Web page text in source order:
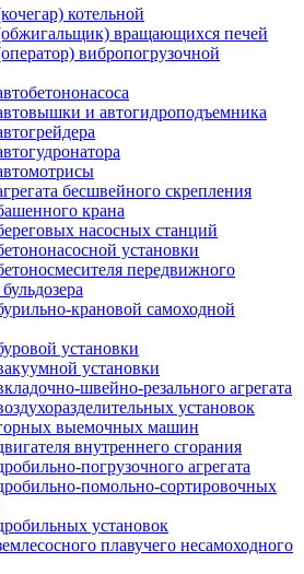
котельной
вращающихся печей
вибропогрузочной
и автогидроподъемника
бесшвейного скрепления
крана
насосных станций
установки
передвижного
крановой самоходной
установки
установки
швейно-резального агрегата
установок
выемочных машин
внутреннего сгорания
погрузочного агрегата
помольно-сортировочных
установок
плавучего несамоходного